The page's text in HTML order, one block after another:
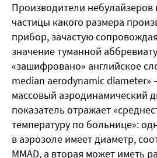
Производители небулайзеров
частицы какого размера
прибор, зачастую
значение туманной
«зашифровано» английское
median aerodynamic
массовый аэродинамический
показатель отражает
температуру по больнице»:
в аэрозоле имеет диаметр,
MMAD, а вторая может иметь